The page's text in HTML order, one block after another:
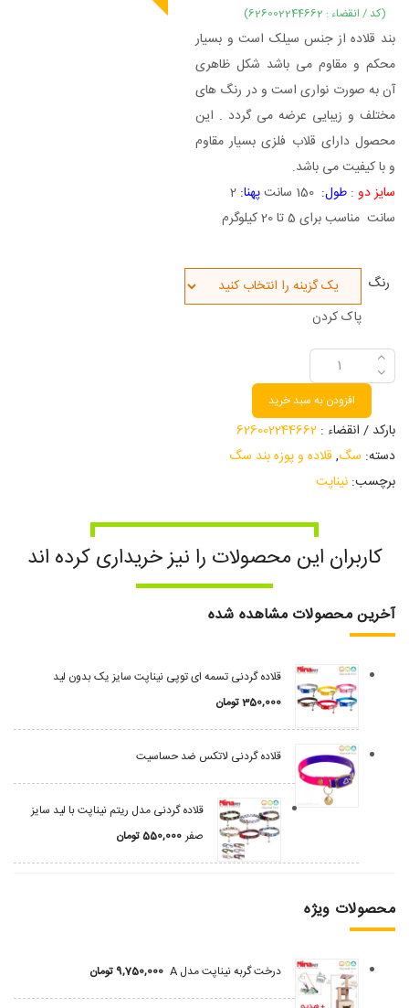
(کد / انقضاء : 626002244662)
بند قلاده از جنس سیلک است و بسیار
محکم و مقاوم می باشد شکل ظاهری
آن به صورت نواری است و در رنگ های
مختلف و زیبایی عرضه می گردد . این
محصول دارای قلاب فلزی بسیار مقاوم
و با کیفیت می باشد.
سایز دو : طول: 150 سانت پهنا:
سانت مناسب برای 5 تا 20 کیلوگرم
رنگ
پاک کردن
افزودن به سبد خرید
بارکد / انقضاء :626002244662
دسته: سگ, قلاده و پوزه بند سگ
برچسب:نیناپت
کاربران این محصولات را نیز خریداری کرده اند
آخرین محصولات مشاهده شده
قلاده گردنی تسمه ای توپی نیناپت سایز یک بدون لید
350,000تومان
قلاده گردنی لاتکس ضد حساسیت
قلاده گردنی مدل ریتم نیناپت با لید سایز
صفر 550,000تومان
محصولات ویژه
درخت گربه نیناپت مدل A 9,750,000 تومان